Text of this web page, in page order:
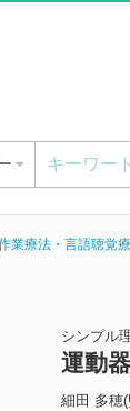
業療法・言語聴覚
シンプル
運動
細田 多穂